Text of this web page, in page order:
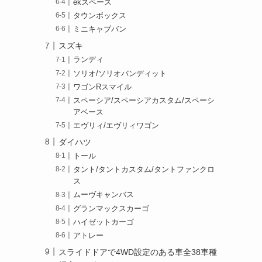
ekスペース
タウンボックス
ミニキャブバン
スズキ
ランディ
ソリオ/ソリオバンディット
ワゴンRスマイル
スペーシア/スペーシアカスタム/スペーシ
アベース
エヴリィ/エヴリィワゴン
ダイハツ
トール
タント/タントカスタム/タントファンクロ
ス
ムーヴキャンバス
グランマックスカーゴ
ハイゼットカーゴ
アトレー
スライドドアで4WD設定のある車全38車種